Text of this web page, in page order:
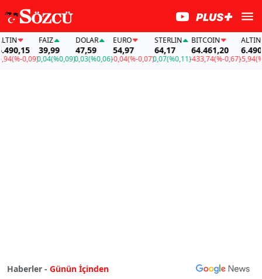
0,09)
39,99
0,04(%0,09)
DOLAR
47,59
0,03(%0,06)
EURO
54,97
-0,04(%-0,07)
STERLIN
64,17
0,07(%0,11)
BITCOIN
64.461,20
-433,74(%-0,67)
ALTIN
6.490,15
-5,94(%-
Haberler - Günün İçinden